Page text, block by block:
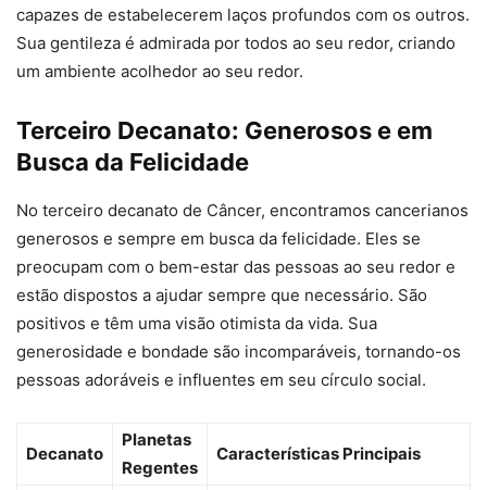
capazes de estabelecerem laços profundos com os outros.
Sua gentileza é admirada por todos ao seu redor, criando
um ambiente acolhedor ao seu redor.
Terceiro Decanato: Generosos e em
Busca da Felicidade
No terceiro decanato de Câncer, encontramos cancerianos
generosos e sempre em busca da felicidade. Eles se
preocupam com o bem-estar das pessoas ao seu redor e
estão dispostos a ajudar sempre que necessário. São
positivos e têm uma visão otimista da vida. Sua
generosidade e bondade são incomparáveis, tornando-os
pessoas adoráveis e influentes em seu círculo social.
Decanato
Planetas
Regentes
Características Principais